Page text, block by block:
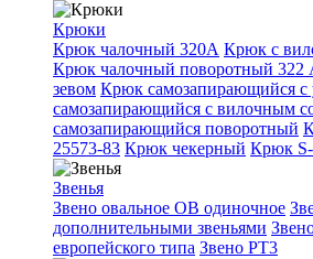
Крюки
Крюк чалочный 320А Крюк с
Крюк чалочный поворотный 322
зевом Крюк самозапирающийся
самозапирающийся с вилочным
самозапирающийся поворотный
25573-83 Крюк чекерный Крюк
Звенья
Звено овальное OB одиночное
дополнительными звеньями
европейского типа Звено РТ3